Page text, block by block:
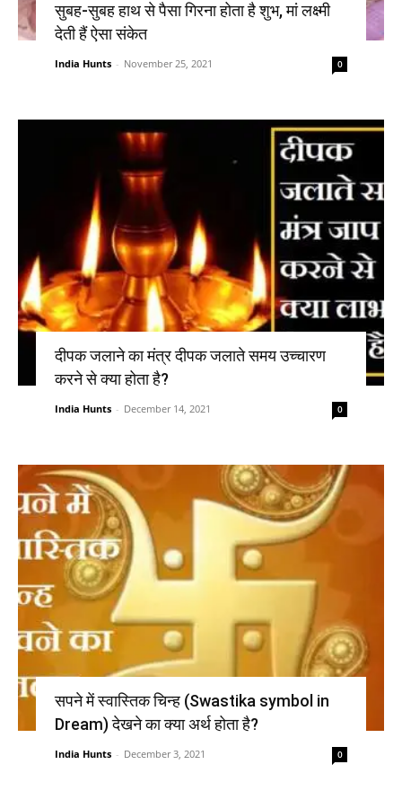
सुबह-सुबह हाथ से पैसा गिरना होता है शुभ, मां लक्ष्मी
देती हैं ऐसा संकेत
India Hunts - November 25, 2021 0
दीपक जलाने का मंत्र दीपक जलाते समय उच्चारण
करने से क्या होता है?
India Hunts - December 14, 2021 0
सपने में स्वास्तिक चिन्ह (Swastika symbol in
Dream) देखने का क्या अर्थ होता है?
India Hunts - December 3, 2021 0